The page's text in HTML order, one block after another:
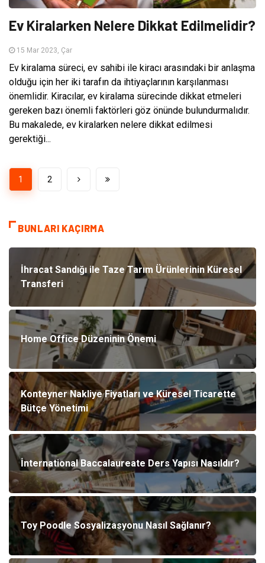
Ev Kiralarken Nelere Dikkat Edilmelidir?
15 Mar 2023, Çar
Ev kiralama süreci, ev sahibi ile kiracı arasındaki bir anlaşma
olduğu için her iki tarafın da ihtiyaçlarının karşılanması
önemlidir. Kiracılar, ev kiralama sürecinde dikkat etmeleri
gereken bazı önemli faktörleri göz önünde bulundurmalıdır.
Bu makalede, ev kiralarken nelere dikkat edilmesi
gerektiği...
1 2
BUNLARI KAÇIRMA
İhracat Sandığı ile Taze Tarım Ürünlerinin Küresel
Transferi
Home Office Düzeninin Önemi
Konteyner Nakliye Fiyatları ve Küresel Ticarette
Bütçe Yönetimi
İnternational Baccalaureate Ders Yapısı Nasıldır?
Toy Poodle Sosyalizasyonu Nasıl Sağlanır?